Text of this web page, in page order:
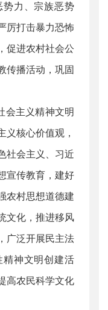
势力、宗族恶势
厉打击暴力恐怖
促进农村社会公
传播活动，巩固
会主义精神文明
义核心价值观，
社会主义、习近
宣传教育，建好
农村思想道德建
文化，推进移风
广泛开展民主法
精神文明创建活
高农民科学文化